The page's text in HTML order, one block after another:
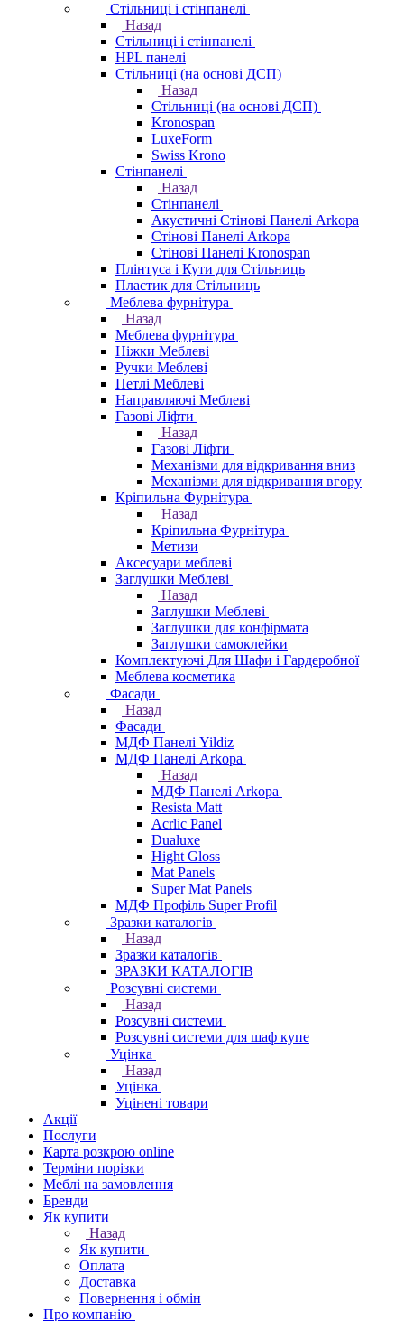
Стільниці і стінпанелі
Назад
Стільниці і стінпанелі
HPL панелі
Стільниці (на основі ДСП)
Назад
Стільниці (на основі ДСП)
Kronospan
LuxeForm
Swiss Krono
Стінпанелі
Назад
Стінпанелі
Акустичні Стінові Панелі Аrkopa
Стінові Панелі Arkopa
Стінові Панелі Kronospan
Плінтуса і Кути для Стільниць
Пластик для Стільниць
Меблева фурнітура
Назад
Меблева фурнітура
Ніжки Меблеві
Ручки Меблеві
Петлі Меблеві
Направляючі Меблеві
Газові Ліфти
Назад
Газові Ліфти
Механізми для відкривання вниз
Механізми для відкривання вгору
Кріпильна Фурнітура
Назад
Кріпильна Фурнітура
Метизи
Аксесуари меблеві
Заглушки Меблеві
Назад
Заглушки Меблеві
Заглушки для конфірмата
Заглушки самоклейки
Комплектуючі Для Шафи і Гардеробної
Меблева косметика
Фасади
Назад
Фасади
МДФ Панелі Yildiz
МДФ Панелі Arkopa
Назад
МДФ Панелі Arkopa
Resista Matt
Acrlic Panel
Dualuxe
Hight Gloss
Mat Panels
Super Mat Panels
МДФ Профіль Super Profil
Зразки каталогів
Назад
Зразки каталогів
ЗРАЗКИ КАТАЛОГІВ
Розсувні системи
Назад
Розсувні системи
Розсувні системи для шаф купе
Уцінка
Назад
Уцінка
Уцінені товари
Акції
Послуги
Карта розкрою online
Терміни порізки
Меблі на замовлення
Бренди
Як купити
Назад
Як купити
Оплата
Доставка
Повернення і обмін
Про компанію